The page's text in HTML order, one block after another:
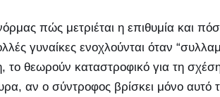
πώς μετριέται η επιθυμία και
γυναίκες ενοχλούνται όταν
θεωρούν καταστροφικό για τη
αν ο σύντροφος βρίσκει μόνο αυτό